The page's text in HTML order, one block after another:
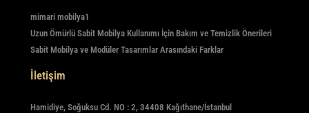
mimari mobilya1
Uzun Ömürlü Sabit Mobilya Kullanımı İçin Bakım ve Temizlik Önerileri
Sabit Mobilya ve Modüler Tasarımlar Arasındaki Farklar
İletişim
Hamidiye, Soğuksu Cd. NO : 2, 34408 Kağıthane/İstanbul